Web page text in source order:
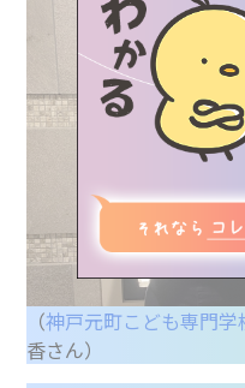
み
気に
♥お
資料請求（無料）
（神戸元町こども専門学
香さん）